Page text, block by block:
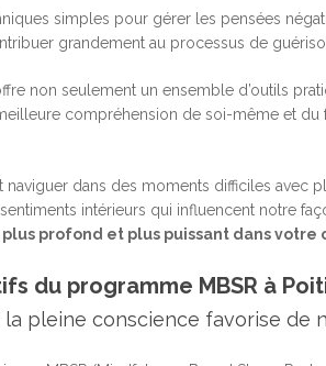
simples pour gérer les pensées
grandement au processus de
non seulement un ensemble d’outils
compréhension de soi-même et
naviguer dans des moments difficiles avec
intérieurs qui influencent notre
plus profond et plus puissant dans
du programme MBSR à
pleine conscience favorise de